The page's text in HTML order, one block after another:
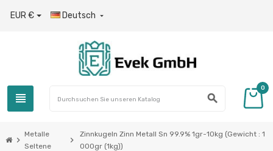
EUR € Deutsch 
view_headline search
0
chevron_right
Metalle
Seltene
chevron_right
Zinnkugeln Zinn Metall Sn 99.9% 1gr-10kg (Gewicht : 1
000gr (1kg))